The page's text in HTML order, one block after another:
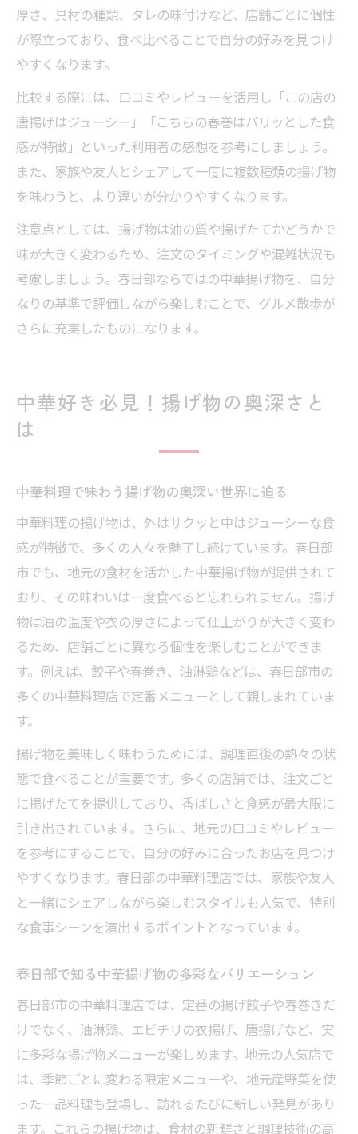
厚さ、具材の種類、タレの味付けなど、店舗ごとに個性
が際立っており、食べ比べることで自分の好みを見つけ
やすくなります。
比較する際には、口コミやレビューを活用し「この店の
唐揚げはジューシー」「こちらの春巻はパリッとした食
感が特徴」といった利用者の感想を参考にしましょう。
また、家族や友人とシェアして一度に複数種類の揚げ物
を味わうと、より違いが分かりやすくなります。
注意点としては、揚げ物は油の質や揚げたてかどうかで
味が大きく変わるため、注文のタイミングや混雑状況も
考慮しましょう。春日部ならではの中華揚げ物を、自分
なりの基準で評価しながら楽しむことで、グルメ散歩が
さらに充実したものになります。
中華好き必見！揚げ物の奥深さと
は
中華料理で味わう揚げ物の奥深い世界に迫る
中華料理の揚げ物は、外はサクッと中はジューシーな食
感が特徴で、多くの人々を魅了し続けています。春日部
市でも、地元の食材を活かした中華揚げ物が提供されて
おり、その味わいは一度食べると忘れられません。揚げ
物は油の温度や衣の厚さによって仕上がりが大きく変わ
るため、店舗ごとに異なる個性を楽しむことができま
す。例えば、餃子や春巻き、油淋鶏などは、春日部市の
多くの中華料理店で定番メニューとして親しまれていま
す。
揚げ物を美味しく味わうためには、調理直後の熱々の状
態で食べることが重要です。多くの店舗では、注文ごと
に揚げたてを提供しており、香ばしさと食感が最大限に
引き出されています。さらに、地元の口コミやレビュー
を参考にすることで、自分の好みに合ったお店を見つけ
やすくなります。春日部の中華料理店では、家族や友人
と一緒にシェアしながら楽しむスタイルも人気で、特別
な食事シーンを演出するポイントとなっています。
春日部で知る中華揚げ物の多彩なバリエーション
春日部市の中華料理店では、定番の揚げ餃子や春巻きだ
けでなく、油淋鶏、エビチリの衣揚げ、唐揚げなど、実
に多彩な揚げ物メニューが楽しめます。地元の人気店で
は、季節ごとに変わる限定メニューや、地元産野菜を使
った一品料理も登場し、訪れるたびに新しい発見があり
ます。これらの揚げ物は、食材の新鮮さと調理技術の高